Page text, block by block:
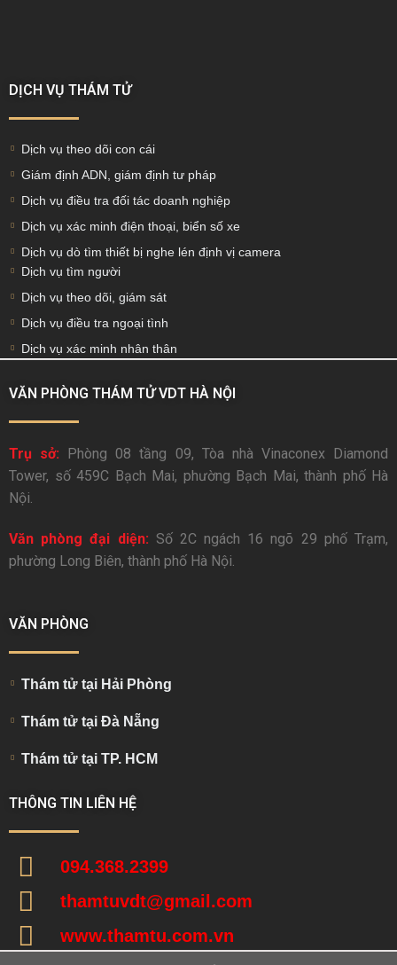
DỊCH VỤ THÁM TỬ
Dịch vụ theo dõi con cái
Giám định ADN, giám định tư pháp
Dịch vụ điều tra đối tác doanh nghiệp
Dịch vụ xác minh điện thoại, biển số xe
Dịch vụ dò tìm thiết bị nghe lén định vị camera
Dịch vụ tìm người
Dịch vụ theo dõi, giám sát
Dịch vụ điều tra ngoại tình
Dịch vụ xác minh nhân thân
VĂN PHÒNG THÁM TỬ VDT HÀ NỘI
Trụ sở:
Phòng 08 tầng 09, Tòa nhà Vinaconex Diamond
Tower, số 459C Bạch Mai, phường Bạch Mai, thành phố Hà
Nội.
Văn phòng đại diện: Số 2C ngách 16 ngõ 29 phố Trạm,
phường Long Biên, thành phố Hà Nội.
VĂN PHÒNG
Thám tử tại Hải Phòng
Thám tử tại Đà Nẵng
Thám tử tại TP. HCM
THÔNG TIN LIÊN HỆ
094.368.2399
thamtuvdt@gmail.com
www.thamtu.com.vn